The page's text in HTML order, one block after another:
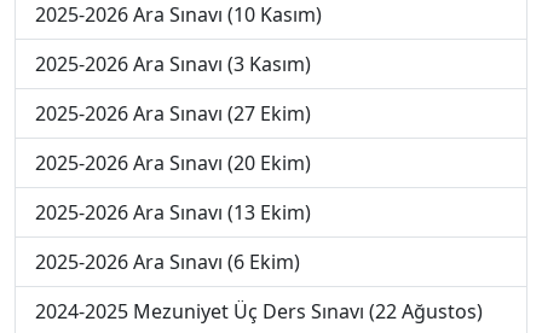
2025-2026 Ara Sınavı (10 Kasım)
2025-2026 Ara Sınavı (3 Kasım)
2025-2026 Ara Sınavı (27 Ekim)
2025-2026 Ara Sınavı (20 Ekim)
2025-2026 Ara Sınavı (13 Ekim)
2025-2026 Ara Sınavı (6 Ekim)
2024-2025 Mezuniyet Üç Ders Sınavı (22 Ağustos)